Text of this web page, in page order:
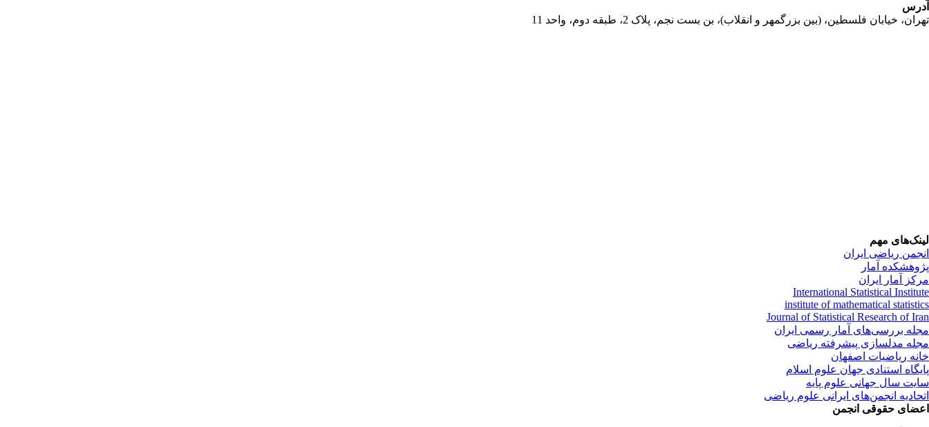
آدرس
تهران، خیابان فلسطین، (بین بزرگمهر و انقلاب)، بن بست نجم، پلاک 2، طبقه دوم، واحد 11
لینک‌های مهم
انجمن ریاضی ایران
پژوهشکده آمار
مرکز آمار ایران
International Statistical Institute
institute of mathematical statistics
Journal of Statistical Research of Iran
مجله بررسی‌های آمار رسمی ایران
مجله مدلسازی پیشرفته ریاضی
خانه ریاضیات اصفهان
پایگاه استنادی جهان علوم اسلام
سایت سال جهانی علوم پایه
اتحادیه انجمن‌های ایرانی علوم ریاضی
اعضای حقوقی انجمن